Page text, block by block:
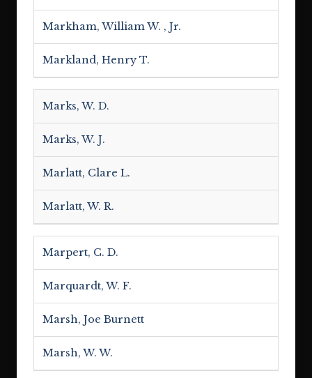
Markham, William W. , Jr.
Markland, Henry T.
Marks, W. D.
Marks, W. J.
Marlatt, Clare L.
Marlatt, W. R.
Marpert, C. D.
Marquardt, W. F.
Marsh, Joe Burnett
Marsh, W. W.